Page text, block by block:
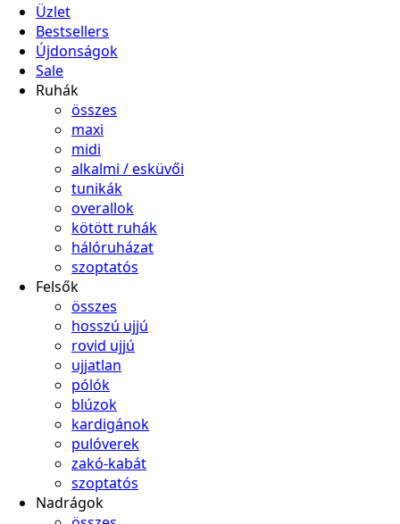
Üzlet
Bestsellers
Újdonságok
Sale
Ruhák
összes
maxi
midi
alkalmi / esküvői
tunikák
overallok
kötött ruhák
hálóruházat
szoptatós
Felsők
összes
hosszú ujjú
rovid ujjú
ujjatlan
pólók
blúzok
kardigánok
pulóverek
zakó-kabát
szoptatós
Nadrágok